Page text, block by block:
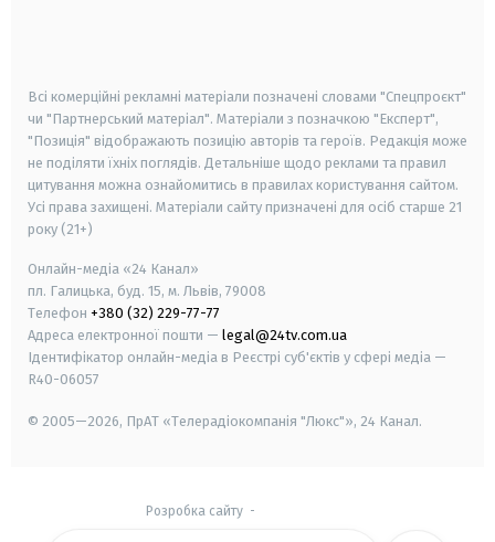
Всі комерційні рекламні матеріали позначені словами "Спецпроєкт"
чи "Партнерський матеріал". Матеріали з позначкою "Експерт",
"Позиція" відображають позицію авторів та героїв. Редакція може
не поділяти їхніх поглядів. Детальніше щодо реклами та правил
цитування можна ознайомитись в правилах користування сайтом.
Усі права захищені. Матеріали сайту призначені для осіб старше 21
року (21+)
Онлайн-медіа «24 Канал»
пл. Галицька, буд. 15, м. Львів, 79008
Телефон +380 (32) 229-77-77
Адреса електронної пошти — legal@24tv.com.ua
Ідентифікатор онлайн-медіа в Реєстрі суб'єктів у сфері медіа —
R40-06057
© 2005—2026, ПрАТ «Телерадіокомпанія "Люкс"», 24 Канал.
Розробка сайту-